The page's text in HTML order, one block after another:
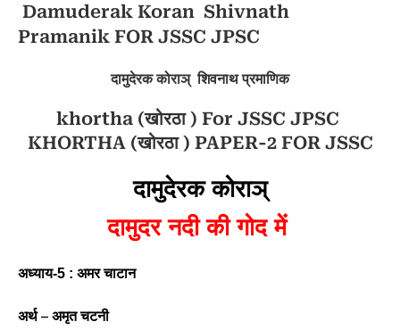
Damuderak Koran Shivnath
Pramanik FOR JSSC JPSC
दामुदेरक कोराञ् शिवनाथ प्रमाणिक
khortha (खोरठा ) For JSSC JPSC
KHORTHA (खोरठा ) PAPER-2 FOR JSSC
दामुदेरक कोराञ्
दामुदर नदी की गोद में
अध्याय-5 : अमर चाटान
अर्थ – अमृत चटनी